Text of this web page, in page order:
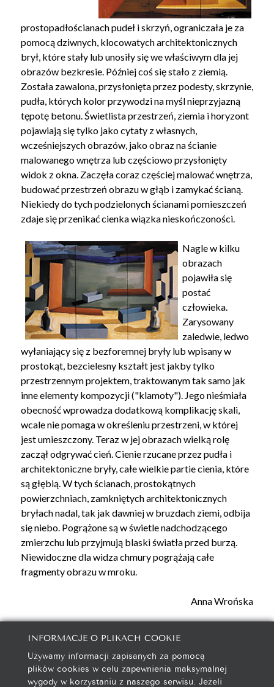
prostopadłościanach pudeł i skrzyń, ograniczała je za
pomocą dziwnych, klocowatych architektonicznych
brył, które stały lub unosiły się we właściwym dla jej
obrazów bezkresie. Później coś się stało z ziemią.
Została zawalona, przysłonięta przez podesty, skrzynie,
pudła, których kolor przywodzi na myśl nieprzyjazną
tępotę betonu. Świetlista przestrzeń, ziemia i horyzont
pojawiają się tylko jako cytaty z własnych,
wcześniejszych obrazów, jako obraz na ścianie
malowanego wnętrza lub częściowo przysłonięty
widok z okna. Zaczęła coraz częściej malować wnętrza,
budować przestrzeń obrazu w głąb i zamykać ścianą.
Niekiedy do tych podzielonych ścianami pomieszczeń
zdaje się przenikać cienka wiązka nieskończoności.
Nagle w kilku
obrazach
pojawiła się
postać
człowieka.
Zarysowany
zaledwie, ledwo
wyłaniający się z bezforemnej bryły lub wpisany w
prostokąt, bezcielesny kształt jest jakby tylko
przestrzennym projektem, traktowanym tak samo jak
inne elementy kompozycji ("klamoty"). Jego nieśmiała
obecność wprowadza dodatkową komplikację skali,
wcale nie pomaga w określeniu przestrzeni, w której
jest umieszczony. Teraz w jej obrazach wielką rolę
zaczął odgrywać cień. Cienie rzucane przez pudła i
architektoniczne bryły, całe wielkie partie cienia, które
są głębią. W tych ścianach, prostokątnych
powierzchniach, zamkniętych architektonicznych
bryłach nadal, tak jak dawniej w bruzdach ziemi, odbija
się niebo. Pogrążone są w świetle nadchodzącego
zmierzchu lub przyjmują blaski światła przed burzą.
Niewidoczne dla widza chmury pogrążają całe
fragmenty obrazu w mroku.
Anna Wrońska
galeria@autorska.pl
608 596 314
INFORMACJE O PLIKACH COOKIE
Używamy informacji zapisanych za pomocą
plików cookies w celu zapewnienia maksymalnej
wygody w korzystaniu z naszego serwisu. Jeżeli